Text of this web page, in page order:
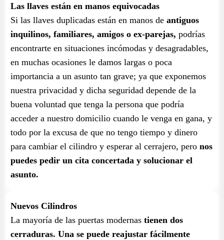
Las llaves están en manos equivocadas
Si las llaves duplicadas están en manos de antiguos
inquilinos, familiares, amigos o ex-parejas, podrías
encontrarte en situaciones incómodas y desagradables,
en muchas ocasiones le damos largas o poca
importancia a un asunto tan grave; ya que exponemos
nuestra privacidad y dicha seguridad depende de la
buena voluntad que tenga la persona que podría
acceder a nuestro domicilio cuando le venga en gana, y
todo por la excusa de que no tengo tiempo y dinero
para cambiar el cilindro y esperar al cerrajero, pero nos
puedes pedir un cita concertada y solucionar el
asunto.
Nuevos Cilindros
La mayoría de las puertas modernas tienen dos
cerraduras. Una se puede reajustar fácilmente